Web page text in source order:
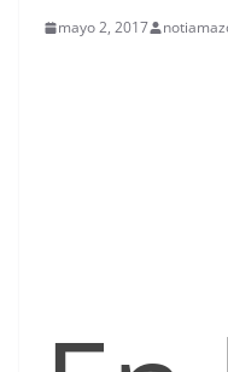
mayo 2, 2017